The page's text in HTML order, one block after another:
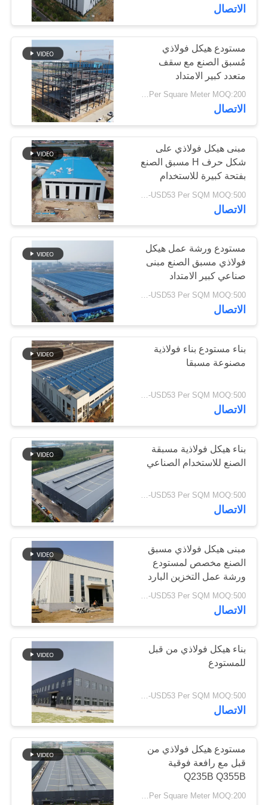
معلومات
جولة
المعمل
مراقبة
الجودة
اتصل
أخبار
حل
خطأ
خريطة
الموقع
POLICY
بناء الهيكل الصلب
78
تصنيع الهيكل الصلب
42
المباني الصلب PEB
31
المباني الجاهزة
الصلب الإطار
30
عوارض الفولاذ
الهيكلي
17
حظيرة الهيكل الصلب
8
الاتصال
مستودع هيكل فولاذي
مُسبق الصنع مع سقف
متعدد كبير الامتداد
USD19-USD39 Per Square Meter MOQ:200 مترا مربعا
الاتصال
مبنى هيكل فولاذي على
شكل حرف H مسبق الصنع
بفتحة كبيرة للاستخدام
الصناعي
USD29-USD53 Per SQM MOQ:500 متر مربع
الاتصال
مستودع ورشة عمل هيكل
فولاذي مسبق الصنع مبنى
صناعي كبير الامتداد
USD29-USD53 Per SQM MOQ:500 متر مربع
الاتصال
بناء مستودع بناء فولاذية
مصنوعة مسبقا
USD29-USD53 Per SQM MOQ:500 متر مربع
الاتصال
بناء هيكل فولاذية مسبقة
الصنع للاستخدام الصناعي
USD29-USD53 Per SQM MOQ:500 متر مربع
الاتصال
مبنى هيكل فولاذي مسبق
الصنع مخصص لمستودع
ورشة عمل التخزين البارد
USD29-USD53 Per SQM MOQ:500 متر مربع
الاتصال
بناء هيكل فولاذي من قبل
للمستودع
USD29-USD53 Per SQM MOQ:500 متر مربع
الاتصال
مستودع هيكل فولاذي من
قبل مع رافعة فوقية
Q235B Q355B
USD19-USD39 Per Square Meter MOQ:200 مترا مربعا